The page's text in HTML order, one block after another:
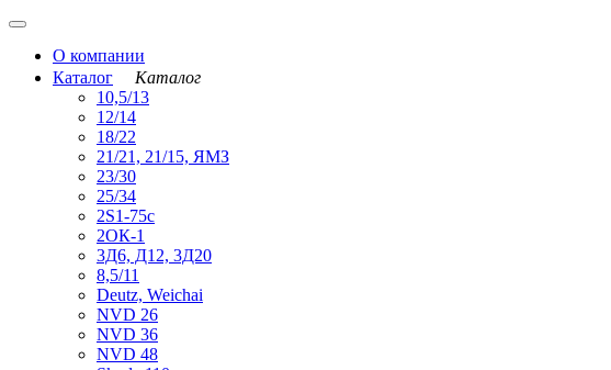
О компании
Каталог
Каталог
10,5/13
12/14
18/22
21/21, 21/15, ЯМЗ
23/30
25/34
2S1-75с
2ОК-1
3Д6, Д12, 3Д20
8,5/11
Deutz, Weichai
NVD 26
NVD 36
NVD 48